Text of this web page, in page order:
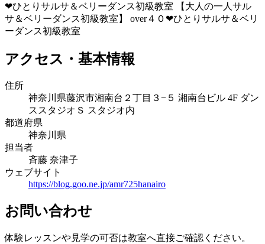
❤ひとりサルサ＆ベリーダンス初級教室 【大人の一人サル
サ＆ベリーダンス初級教室】 over４０❤ひとりサルサ＆ベリ
ーダンス初級教室
アクセス・基本情報
住所
神奈川県藤沢市湘南台２丁目３−５ 湘南台ビル 4F ダン
ススタジオＳ スタジオ内
都道府県
神奈川県
担当者
斉藤 奈津子
ウェブサイト
https://blog.goo.ne.jp/amr725hanairo
お問い合わせ
体験レッスンや見学の可否は教室へ直接ご確認ください。